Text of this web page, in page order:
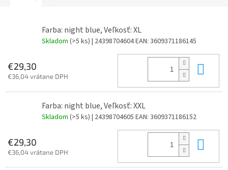
Farba: night blue, Veľkosť: XL
Skladom (>5 ks) | 24398704604EAN: 3609371186145
€29,30
€36,04 vrátane DPH
Farba: night blue, Veľkosť: XXL
Skladom (>5 ks) | 24398704605 EAN: 3609371186152
€29,30
€36,04 vrátane DPH